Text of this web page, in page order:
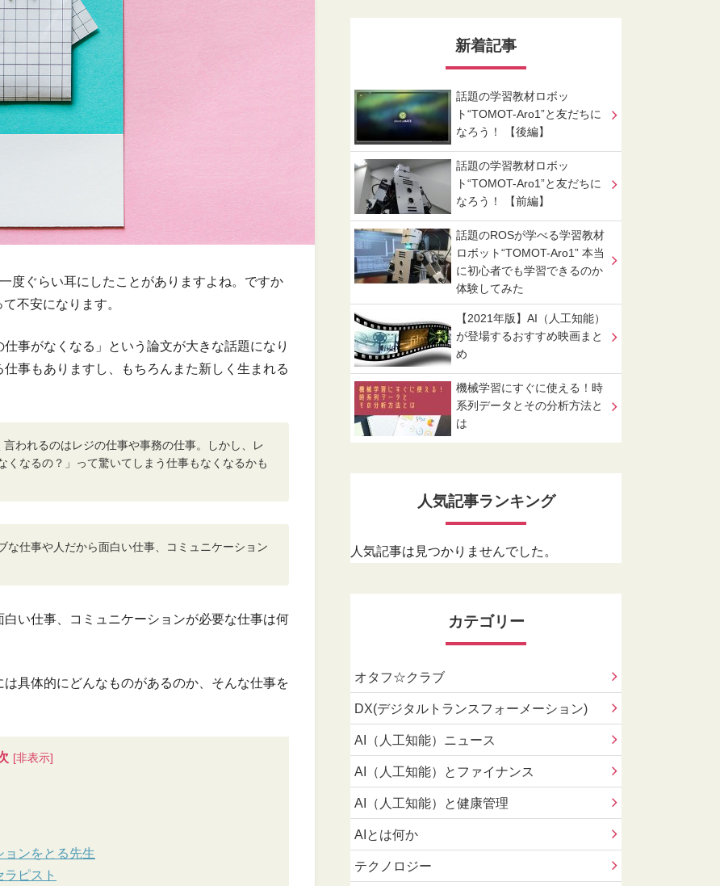
度ぐらい耳にしたことがありますよね。ですか
不安になります。
事がなくなる」という論文が大きな話題になり
事もありますし、もちろんまた新しく生まれる
われるのはレジの仕事や事務の仕事。しかし、レ
くなるの？」って驚いてしまう仕事もなくなるかも
な仕事や人だから面白い仕事、コミュニケーション
い仕事、コミュニケーションが必要な仕事は何
具体的にどんなものがあるのか、そんな仕事を
ョンをとる先生
ピスト
新着記事
話題の学習教材ロボッ
ト“TOMOT-Aro1”と友だちに
なろう！ 【後編】
話題の学習教材ロボッ
ト“TOMOT-Aro1”と友だちに
なろう！ 【前編】
話題のROSが学べる学習教材
ロボット“TOMOT-Aro1” 本当
に初心者でも学習できるのか
体験してみた
【2021年版】AI（人工知能）
が登場するおすすめ映画まと
め
機械学習にすぐに使える！時
系列データとその分析方法と
は
人気記事ランキング
人気記事は見つかりませんでした。
カテゴリー
オタフ☆クラブ
DX(デジタルトランスフォーメーション)
AI（人工知能）ニュース
AI（人工知能）とファイナンス
AI（人工知能）と健康管理
AIとは何か
テクノロジー